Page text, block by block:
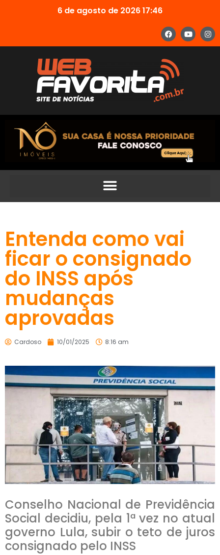
6 de agosto de 2026 17:46
Entenda como vai
ficar o consignado
do INSS após
mudanças
aprovadas
Cardoso 10/01/2025 8:16 am
Conselho Nacional de Previdência
Social decidiu, pela 1ª vez no atual
governo Lula, subir o teto de juros
consignado pelo INSS